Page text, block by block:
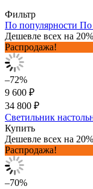
Фильтр
По популярности По
Дешевле всех на 20%
Распродажа!
–72%
9 600 ₽
34 800 ₽
Светильник
Купить
Дешевле всех на 20%
Распродажа!
–70%